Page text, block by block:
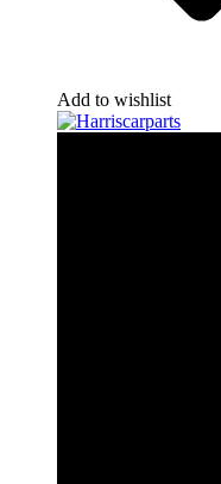
Add to wishlist